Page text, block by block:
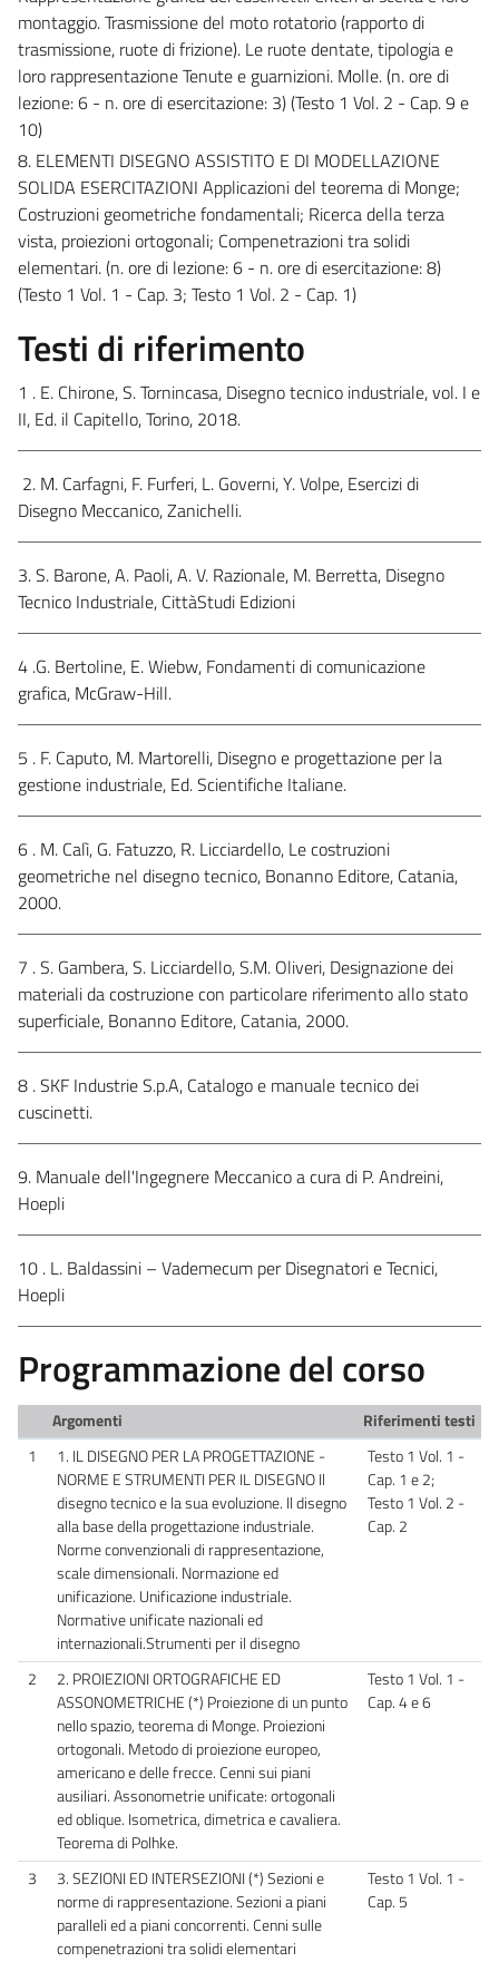
montaggio. Trasmissione del moto rotatorio (rapporto di
trasmissione, ruote di frizione). Le ruote dentate, tipologia e
loro rappresentazione Tenute e guarnizioni. Molle.(n. ore di
lezione: 6 - n. ore di esercitazione: 3) (Testo 1 Vol. 2 - Cap. 9 e
10)
8. ELEMENTI DISEGNO ASSISTITO E DI MODELLAZIONE
SOLIDA ESERCITAZIONI Applicazioni del teorema di Monge;
Costruzioni geometriche fondamentali; Ricerca della terza
vista, proiezioni ortogonali; Compenetrazioni tra solidi
elementari.(n. ore di lezione: 6 - n. ore di esercitazione: 8)
(Testo 1 Vol. 1 - Cap. 3; Testo 1 Vol. 2 - Cap. 1)
Testi di riferimento
1 . E. Chirone, S. Tornincasa, Disegno tecnico industriale, vol. I e
II, Ed. il Capitello, Torino, 2018.
2. M. Carfagni, F. Furferi, L. Governi, Y. Volpe, Esercizi di
Disegno Meccanico, Zanichelli.
3. S. Barone, A. Paoli, A. V. Razionale, M. Berretta, Disegno
Tecnico Industriale, CittàStudi Edizioni
4 .G. Bertoline, E. Wiebw, Fondamenti di comunicazione
grafica, McGraw-Hill.
5 . F. Caputo, M. Martorelli, Disegno e progettazione per la
gestione industriale, Ed. Scientifiche Italiane.
6 . M. Calì, G. Fatuzzo, R. Licciardello, Le costruzioni
geometriche nel disegno tecnico, Bonanno Editore, Catania,
2000.
7 . S. Gambera, S. Licciardello, S.M. Oliveri, Designazione dei
materiali da costruzione con particolare riferimento allo stato
superficiale, Bonanno Editore, Catania, 2000.
8 . SKF Industrie S.p.A, Catalogo e manuale tecnico dei
cuscinetti.
9. Manuale dell'Ingegnere Meccanico a cura di P. Andreini,
Hoepli
10 . L. Baldassini – Vademecum per Disegnatori e Tecnici,
Hoepli
Programmazione del corso
Argomenti
Riferimenti testi
1
1. IL DISEGNO PER LA PROGETTAZIONE -
NORME E STRUMENTI PER IL DISEGNO Il
disegno tecnico e la sua evoluzione. Il disegno
alla base della progettazione industriale.
Norme convenzionali di rappresentazione,
scale dimensionali. Normazione ed
unificazione. Unificazione industriale.
Normative unificate nazionali ed
internazionali.Strumenti per il disegno
Testo 1 Vol. 1 -
Cap. 1 e 2;
Testo 1 Vol. 2 -
Cap. 2
2
2. PROIEZIONI ORTOGRAFICHE ED
ASSONOMETRICHE (*) Proiezione di un punto
nello spazio, teorema di Monge. Proiezioni
ortogonali. Metodo di proiezione europeo,
americano e delle frecce. Cenni sui piani
ausiliari. Assonometrie unificate: ortogonali
ed oblique. Isometrica, dimetrica e cavaliera.
Teorema di Polhke.
Testo 1 Vol. 1 -
Cap. 4 e 6
3
3. SEZIONI ED INTERSEZIONI (*) Sezioni e
norme di rappresentazione. Sezioni a piani
paralleli ed a piani concorrenti. Cenni sulle
compenetrazioni tra solidi elementari
Testo 1 Vol. 1 -
Cap. 5